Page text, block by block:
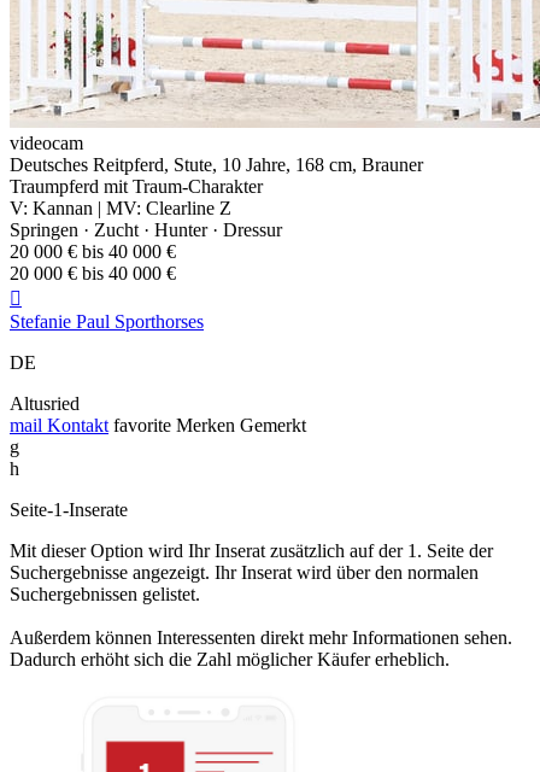
videocam
Deutsches Reitpferd, Stute, 10 Jahre, 168 cm, Brauner
Traumpferd mit Traum-Charakter
V: Kannan | MV: Clearline Z
Springen · Zucht · Hunter · Dressur
20 000 € bis 40 000 €
20 000 € bis 40 000 €

Stefanie Paul Sporthorses
DE
Altusried
mail Kontakt favorite Merken Gemerkt
g
h
Seite-1-Inserate
Mit dieser Option wird Ihr Inserat zusätzlich auf der 1. Seite der
Suchergebnisse angezeigt. Ihr Inserat wird über den normalen
Suchergebnissen gelistet.
Außerdem können Interessenten direkt mehr Informationen sehen.
Dadurch erhöht sich die Zahl möglicher Käufer erheblich.